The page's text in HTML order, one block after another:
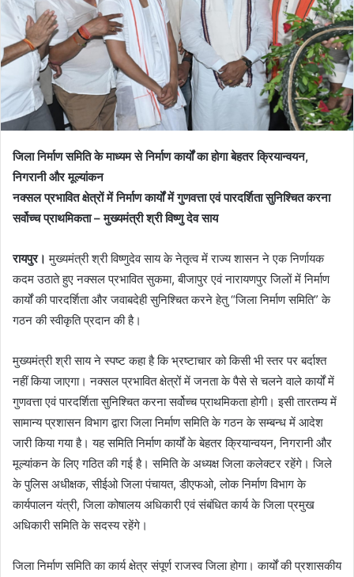
जिला निर्माण समिति के माध्यम से निर्माण कार्यों का होगा बेहतर क्रियान्वयन,
निगरानी और मूल्यांकन
नक्सल प्रभावित क्षेत्रों में निर्माण कार्यों में गुणवत्ता एवं पारदर्शिता सुनिश्चित करना
सर्वोच्च प्राथमिकता – मुख्यमंत्री श्री विष्णु देव साय
रायपुर। मुख्यमंत्री श्री विष्णुदेव साय के नेतृत्व में राज्य शासन ने एक निर्णायक
कदम उठाते हुए नक्सल प्रभावित सुकमा, बीजापुर एवं नारायणपुर जिलों में निर्माण
कार्यों की पारदर्शिता और जवाबदेही सुनिश्चित करने हेतु “जिला निर्माण समिति” के
गठन की स्वीकृति प्रदान की है।
मुख्यमंत्री श्री साय ने स्पष्ट कहा है कि भ्रष्टाचार को किसी भी स्तर पर बर्दाश्त
नहीं किया जाएगा। नक्सल प्रभावित क्षेत्रों में जनता के पैसे से चलने वाले कार्यों में
गुणवत्ता एवं पारदर्शिता सुनिश्चित करना सर्वोच्च प्राथमिकता होगी। इसी तारतम्य में
सामान्य प्रशासन विभाग द्वारा जिला निर्माण समिति के गठन के सम्बन्ध में आदेश
जारी किया गया है। यह समिति निर्माण कार्यों के बेहतर क्रियान्वयन, निगरानी और
मूल्यांकन के लिए गठित की गई है। समिति के अध्यक्ष जिला कलेक्टर रहेंगे। जिले
के पुलिस अधीक्षक, सीईओ जिला पंचायत, डीएफओ, लोक निर्माण विभाग के
कार्यपालन यंत्री, जिला कोषालय अधिकारी एवं संबंधित कार्य के जिला प्रमुख
अधिकारी समिति के सदस्य रहेंगे।
जिला निर्माण समिति का कार्य क्षेत्र संपूर्ण राजस्व जिला होगा। कार्यों की प्रशासकीय